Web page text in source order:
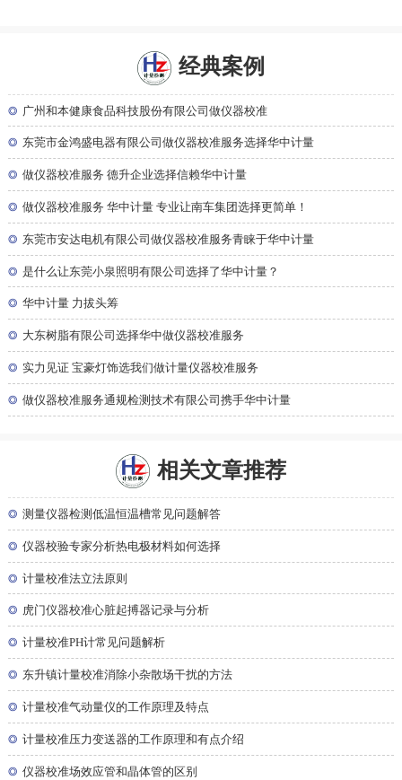
经典案例
◎ 广州和本健康食品科技股份有限公司做仪器校准
◎ 东莞市金鸿盛电器有限公司做仪器校准服务选择华中计量
◎ 做仪器校准服务 德升企业选择信赖华中计量
◎ 做仪器校准服务 华中计量 专业让南车集团选择更简单！
◎ 东莞市安达电机有限公司做仪器校准服务青睐于华中计量
◎ 是什么让东莞小泉照明有限公司选择了华中计量？
◎ 华中计量 力拔头筹
◎ 大东树脂有限公司选择华中做仪器校准服务
◎ 实力见证 宝豪灯饰选我们做计量仪器校准服务
◎ 做仪器校准服务通规检测技术有限公司携手华中计量
相关文章推荐
◎ 测量仪器检测低温恒温槽常见问题解答
◎ 仪器校验专家分析热电极材料如何选择
◎ 计量校准法立法原则
◎ 虎门仪器校准心脏起搏器记录与分析
◎ 计量校准PH计常见问题解析
◎ 东升镇计量校准消除小杂散场干扰的方法
◎ 计量校准气动量仪的工作原理及特点
◎ 计量校准压力变送器的工作原理和有点介绍
◎ 仪器校准场效应管和晶体管的区别